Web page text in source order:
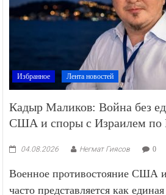
Избранное Лента новостей
Кадыр Маликов: Война без
США и споры с Израилем по
04.08.2026 Негмат Гиясов 0
Военное противостояние США
часто представляется как